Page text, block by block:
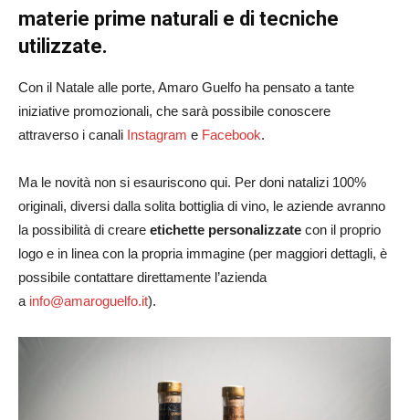
materie prime naturali e di tecniche
utilizzate.
Con il Natale alle porte, Amaro Guelfo ha pensato a tante
iniziative promozionali, che sarà possibile conoscere
attraverso i canali Instagram e Facebook.
Ma le novità non si esauriscono qui. Per doni natalizi 100%
originali, diversi dalla solita bottiglia di vino, le aziende avranno
la possibilità di creare etichette personalizzate con il proprio
logo e in linea con la propria immagine (per maggiori dettagli, è
possibile contattare direttamente l’azienda
a info@amaroguelfo.it).